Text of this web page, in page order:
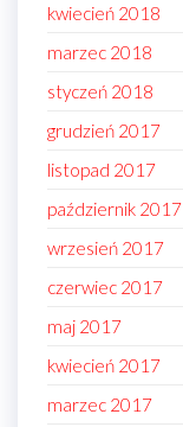
kwiecień 2018
marzec 2018
styczeń 2018
grudzień 2017
listopad 2017
październik 2017
wrzesień 2017
czerwiec 2017
maj 2017
kwiecień 2017
marzec 2017